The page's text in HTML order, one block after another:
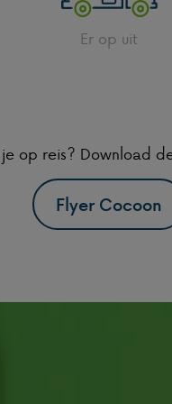
Er op uit
op reis? Download
Flyer Cocoon